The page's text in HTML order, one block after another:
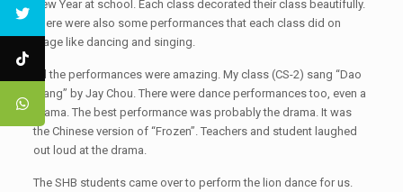
New Year at school. Each class decorated their class beautifully.
There were also some performances that each class did on
stage like dancing and singing.
All the performances were amazing. My class (CS-2) sang “Dao
Xiang” by Jay Chou. There were dance performances too, even a
drama. The best performance was probably the drama. It was
the Chinese version of “Frozen”. Teachers and student laughed
out loud at the drama.
The SHB students came over to perform the lion dance for us.